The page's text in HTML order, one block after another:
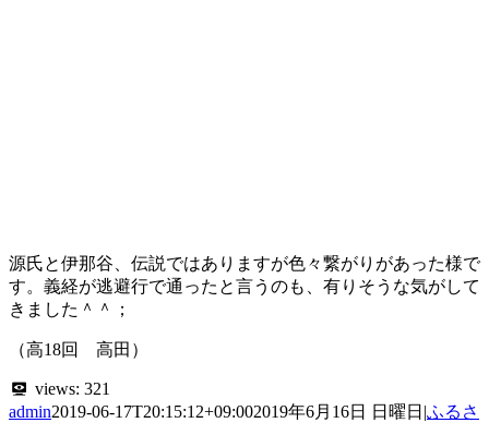
源氏と伊那谷、伝説ではありますが色々繋がりがあった様で
す。義経が逃避行で通ったと言うのも、有りそうな気がして
きました＾＾；
（高18回 高田）
views: 321
admin2019-06-17T20:15:12+09:002019年6月16日 日曜日 |ふるさ